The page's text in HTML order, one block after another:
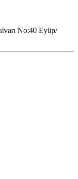
No:40 Eyüp/